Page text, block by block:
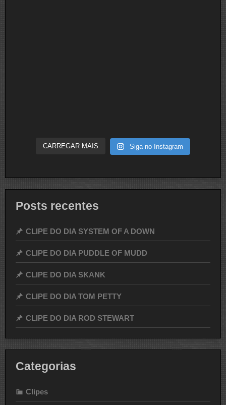
CARREGAR MAIS Siga no Instagram
Posts recentes
CLIPE DO DIA SYSTEM OF A DOWN
CLIPE DO DIA PUDDLE OF MUDD
CLIPE DO DIA SKANK
CLIPE DO DIA TOM PETTY
CLIPE DO DIA ROD STEWART
Categorias
Clipes